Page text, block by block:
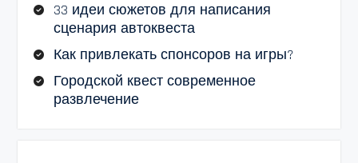
33 идеи сюжетов для написания
сценария автоквеста
Как привлекать спонсоров на игры?
Городской квест современное
развлечение